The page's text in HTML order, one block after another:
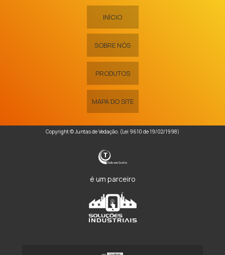
INÍCIO
SOBRE NÓS
PRODUTOS
MAPA DO SITE
Copyright © Juntas de Vedação. (Lei 9610 de 19/02/1998)
é um parceiro